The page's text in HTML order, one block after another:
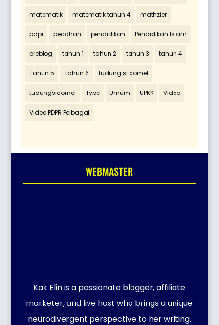
matematik matematik tahun 4 mathzier
pdpr pecahan pendidikan Pendidikan Islam
preblog tahun 1 tahun 2 tahun 3 tahun 4
Tahun 5 Tahun 6 tudung si comel
tudungsicomel Type Umum UPKK Video
Video PDPR Pelbagai
WEBMASTER
Kak Elin is a passionate blogger, affiliate
marketer, and live host who brings a unique
neurodivergent perspective to her writing.